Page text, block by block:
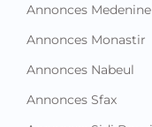
Annonces Medenine
Annonces Monastir
Annonces Nabeul
Annonces Sfax